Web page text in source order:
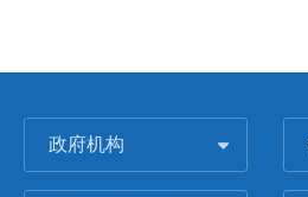
政府机构